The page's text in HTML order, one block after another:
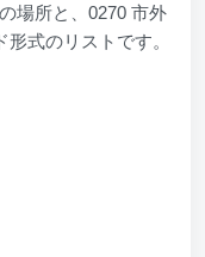
場所と、0270 市外
式のリストです。